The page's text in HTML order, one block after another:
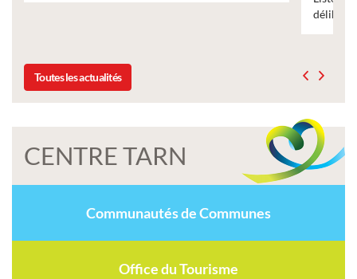
délibération du conseil municipal du 19 décembre 2025
Toutes les actualités
CENTRE TARN
Communautés de Communes
Office du Tourisme